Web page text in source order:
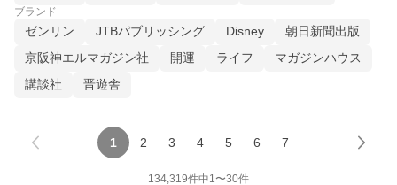
ブランド
ゼンリン JTBパブリッシング Disney
朝日新聞出版
京阪神エルマガジン社
開運 ライフ
マガジンハウス
講談社
晋遊舎
1 2 3 4 5 6 7
134,319件中1〜30件